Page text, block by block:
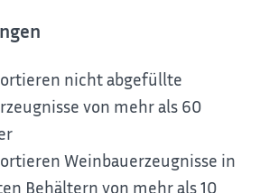
nicht abgefüllte
von mehr als 60
Weinbauerzeugnisse in
Behältern von mehr als 10